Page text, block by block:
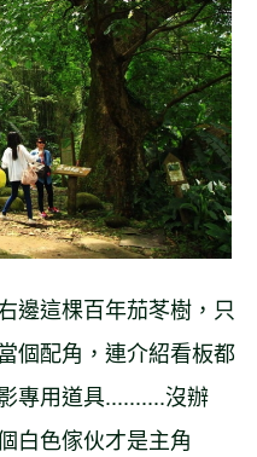
邊這棵百年茄苳樹，只
個配角，連介紹看板都
專用道具..........沒辦
白色傢伙才是主角